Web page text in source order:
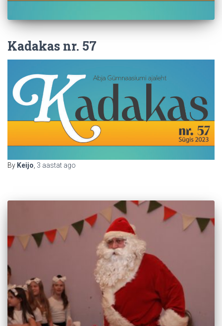
Kadakas nr. 57
By Keijo 3 aastat ago